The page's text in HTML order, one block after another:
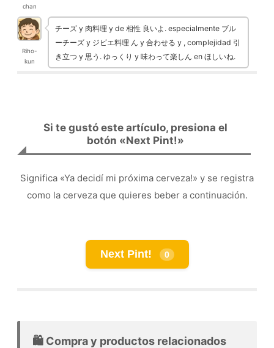
chan
Riho-
kun
チーズ y 肉料理 y de 相性 良いよ. especialmente ブル
ーチーズ y ジビエ料理 ん y 合わせる y , complejidad 引
き立つ y 思う. ゆっくり y 味わって楽しん en ほしいね.
Si te gustó este artículo, presiona el
botón «Next Pint!»
Significa «Ya decidí mi próxima cerveza!» y se registra
como la cerveza que quieres beber a continuación.
Next Pint! 0
🛍️ Compra y productos relacionados